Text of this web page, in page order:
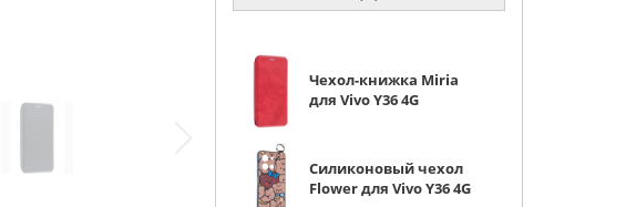
Чехол-книжка Miria
для Vivo Y36 4G
Силиконовый чехол
Flower для Vivo Y36 4G